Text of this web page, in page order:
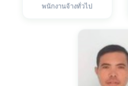
พนักงานจ้างทั่วไป